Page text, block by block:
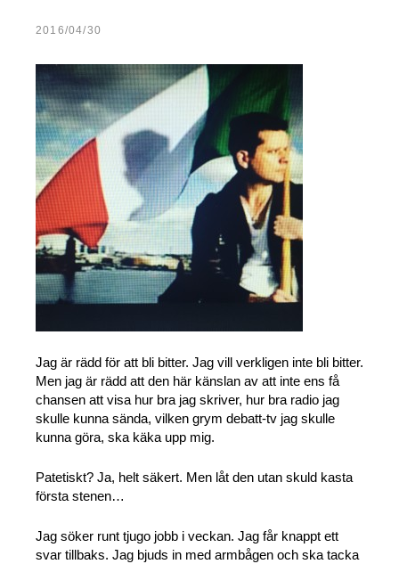
2016/04/30
Jag är rädd för att bli bitter. Jag vill verkligen inte bli bitter.
Men jag är rädd att den här känslan av att inte ens få
chansen att visa hur bra jag skriver, hur bra radio jag
skulle kunna sända, vilken grym debatt-tv jag skulle
kunna göra, ska käka upp mig.
Patetiskt? Ja, helt säkert. Men låt den utan skuld kasta
första stenen…
Jag söker runt tjugo jobb i veckan. Jag får knappt ett
svar tillbaks. Jag bjuds in med armbågen och ska tacka